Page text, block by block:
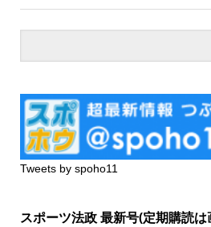
Tweets by spoho11
スポーツ法政 最新号(定期購読